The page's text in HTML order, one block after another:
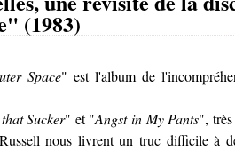
(1983)
Space" est l'album de
Sucker" et "Angst in My Pants",
nous livrent un truc difficile à